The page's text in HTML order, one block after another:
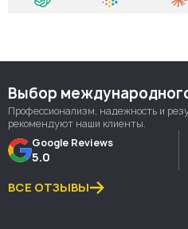
Выбор
Профессионализм, надежность и
рекомендуют наши клиенты.
Google Reviews
5.0
ВСЕ ОТЗЫВЫ